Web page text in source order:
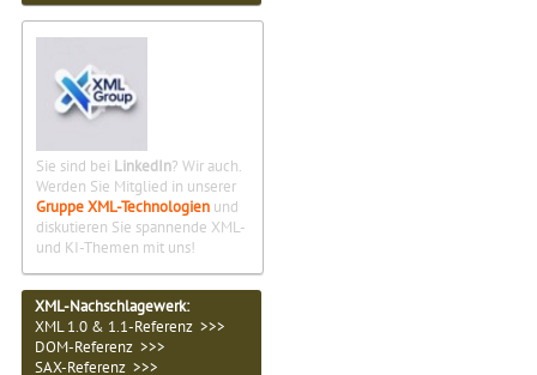
Sie sind bei LinkedIn? Wir auch.
Werden Sie Mitglied in unserer
Gruppe XML-Technologien und
diskutieren Sie spannende XML-
und KI-Themen mit uns!
XML-Nachschlagewerk:
XML 1.0 & 1.1-Referenz >>>
DOM-Referenz >>>
SAX-Referenz >>>